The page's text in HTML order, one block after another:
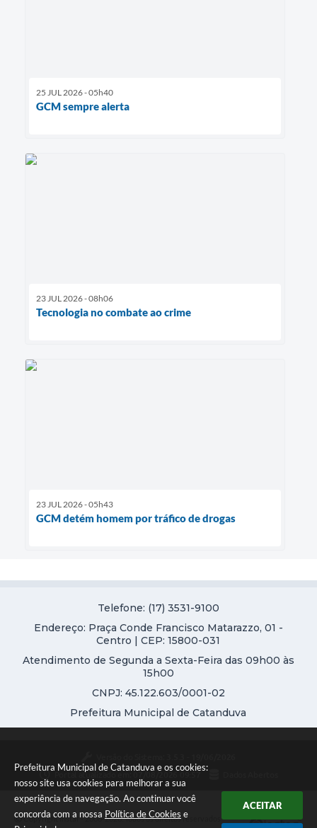
Prefeitura Municipal de Catanduva e os cookies:
nosso site usa cookies para melhorar a sua
experiência de navegação. Ao continuar você
concorda com a nossa Política de Cookies e
ACEITAR
25 JUL 2026 - 05h40
GCM sempre alerta
23 JUL 2026 - 08h06
Tecnologia no combate ao crime
23 JUL 2026 - 05h43
GCM detém homem por tráfico de drogas
Telefone: (17) 3531-9100
Endereço: Praça Conde Francisco Matarazzo, 01 -
Centro | CEP: 15800-031
Atendimento de Segunda a Sexta-Feira das 09h00 às
15h00
CNPJ: 45.122.603/0001-02
Prefeitura Municipal de Catanduva
Portal atualizado em:
Copyright Instar - 2006-2026. Todos os direitos reservados -